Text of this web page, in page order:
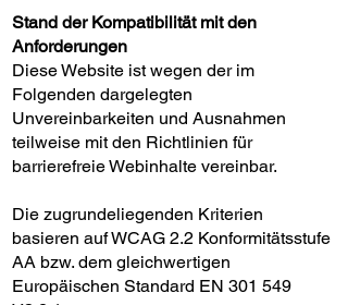
Stand der Kompatibilität mit den
Anforderungen
Diese Website ist wegen der im
Folgenden dargelegten
Unvereinbarkeiten und Ausnahmen
teilweise mit den Richtlinien für
barrierefreie Webinhalte vereinbar.
Die zugrundeliegenden Kriterien
basieren auf WCAG 2.2 Konformitätsstufe
AA bzw. dem gleichwertigen
Europäischen Standard EN 301 549